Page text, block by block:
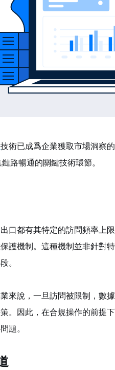
技術已成爲企業獲取市場洞察
路暢通的關鍵技術環節。
口都有其特定的訪問頻率上
護機制。這種機制並非針對
。
來說，一旦訪問被限制，數
。因此，在合規操作的前提
題。